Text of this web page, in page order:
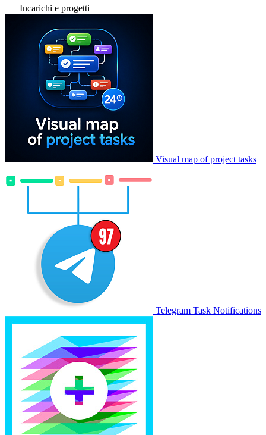
Incarichi e progetti
Visual map of project tasks
Telegram Task Notifications